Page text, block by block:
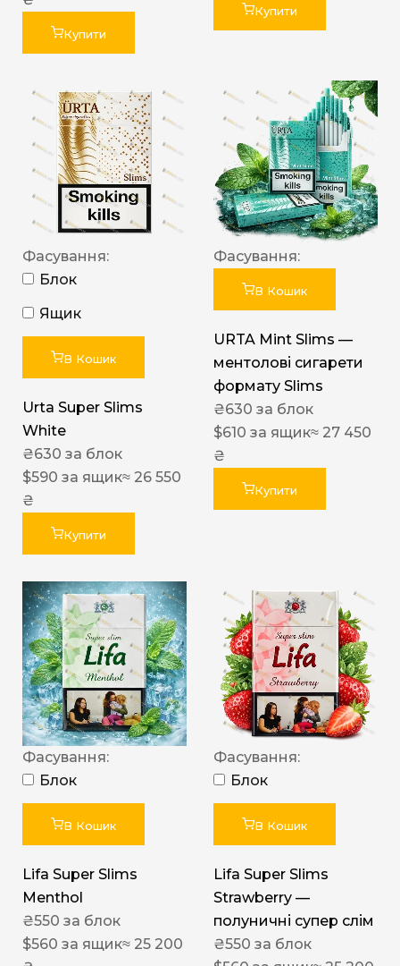
Купити
Купити
Фасування:
Блок
Ящик
В Кошик
Urta Super Slims
White
₴630 за блок
$590 за ящик≈ 26 550
₴
Купити
Фасування:
В Кошик
URTA Mint Slims —
ментолові сигарети
формату Slims
₴630 за блок
$610 за ящик≈ 27 450
₴
Купити
Фасування:
Блок
В Кошик
Lifa Super Slims
Menthol
₴550 за блок
$560 за ящик≈ 25 200
Фасування:
Блок
В Кошик
Lifa Super Slims
Strawberry —
полуничні супер слім
₴550 за блок